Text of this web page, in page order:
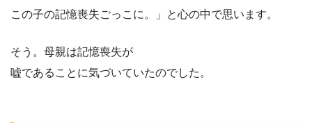
この子の記憶喪失ごっこに。」と心の中で思います。
そう。母親は記憶喪失が
嘘であることに気づいていたのでした。